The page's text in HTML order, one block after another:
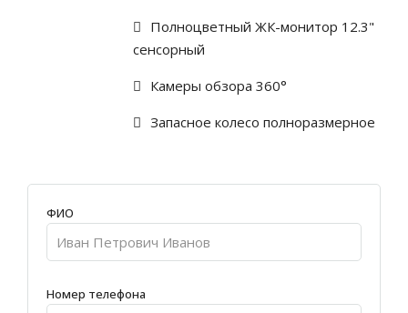
Полноцветный ЖК-монитор 12.3"
сенсорный
Камеры обзора 360°
Запасное колесо полноразмерное
ФИО
Номер телефона